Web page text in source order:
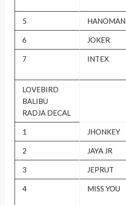
5 HANOMAN
6 JOKER
7 INTEX
LOVEBIRD
BALIBU
RADJA DECAL
1 JHONKEY
2 JAYA JR
3 JEPRUT
4 MISS YOU